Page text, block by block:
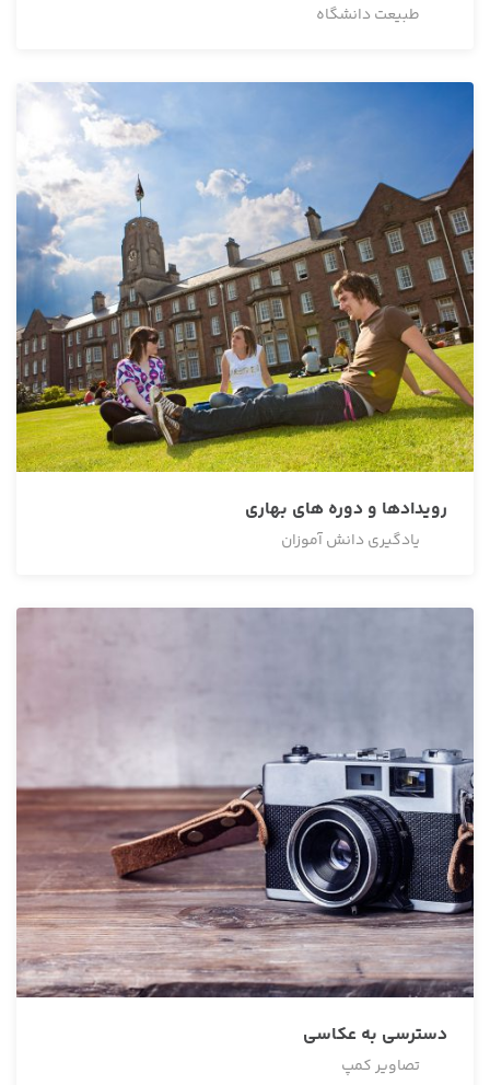
طبیعت دانشگاه
رویدادها و دوره های بهاری
یادگیری دانش آموزان
دسترسی به عکاسی
تصاویر کمپ